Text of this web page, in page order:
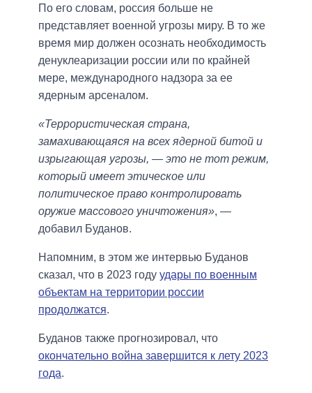
По его словам, россия больше не
представляет военной угрозы миру. В то же
время мир должен осознать необходимость
денуклеаризации россии или по крайней
мере, международного надзора за ее
ядерным арсеналом.
«Террористическая страна,
замахивающаяся на всех ядерной битой и
изрыгающая угрозы, — это не тот режим,
который имеет этическое или
политическое право контролировать
оружие массового уничтожения», —
добавил Буданов.
Напомним, в этом же интервью Буданов
сказал, что в 2023 году удары по военным
объектам на территории россии
продолжатся.
Буданов также прогнозировал, что
окончательно война завершится к лету 2023
года.